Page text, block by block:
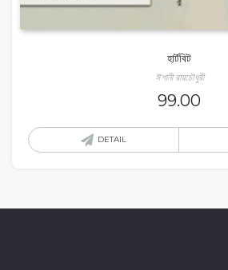
হার্টবিট
ঈশানী রায়চৌধুরী
99.00
DETAIL